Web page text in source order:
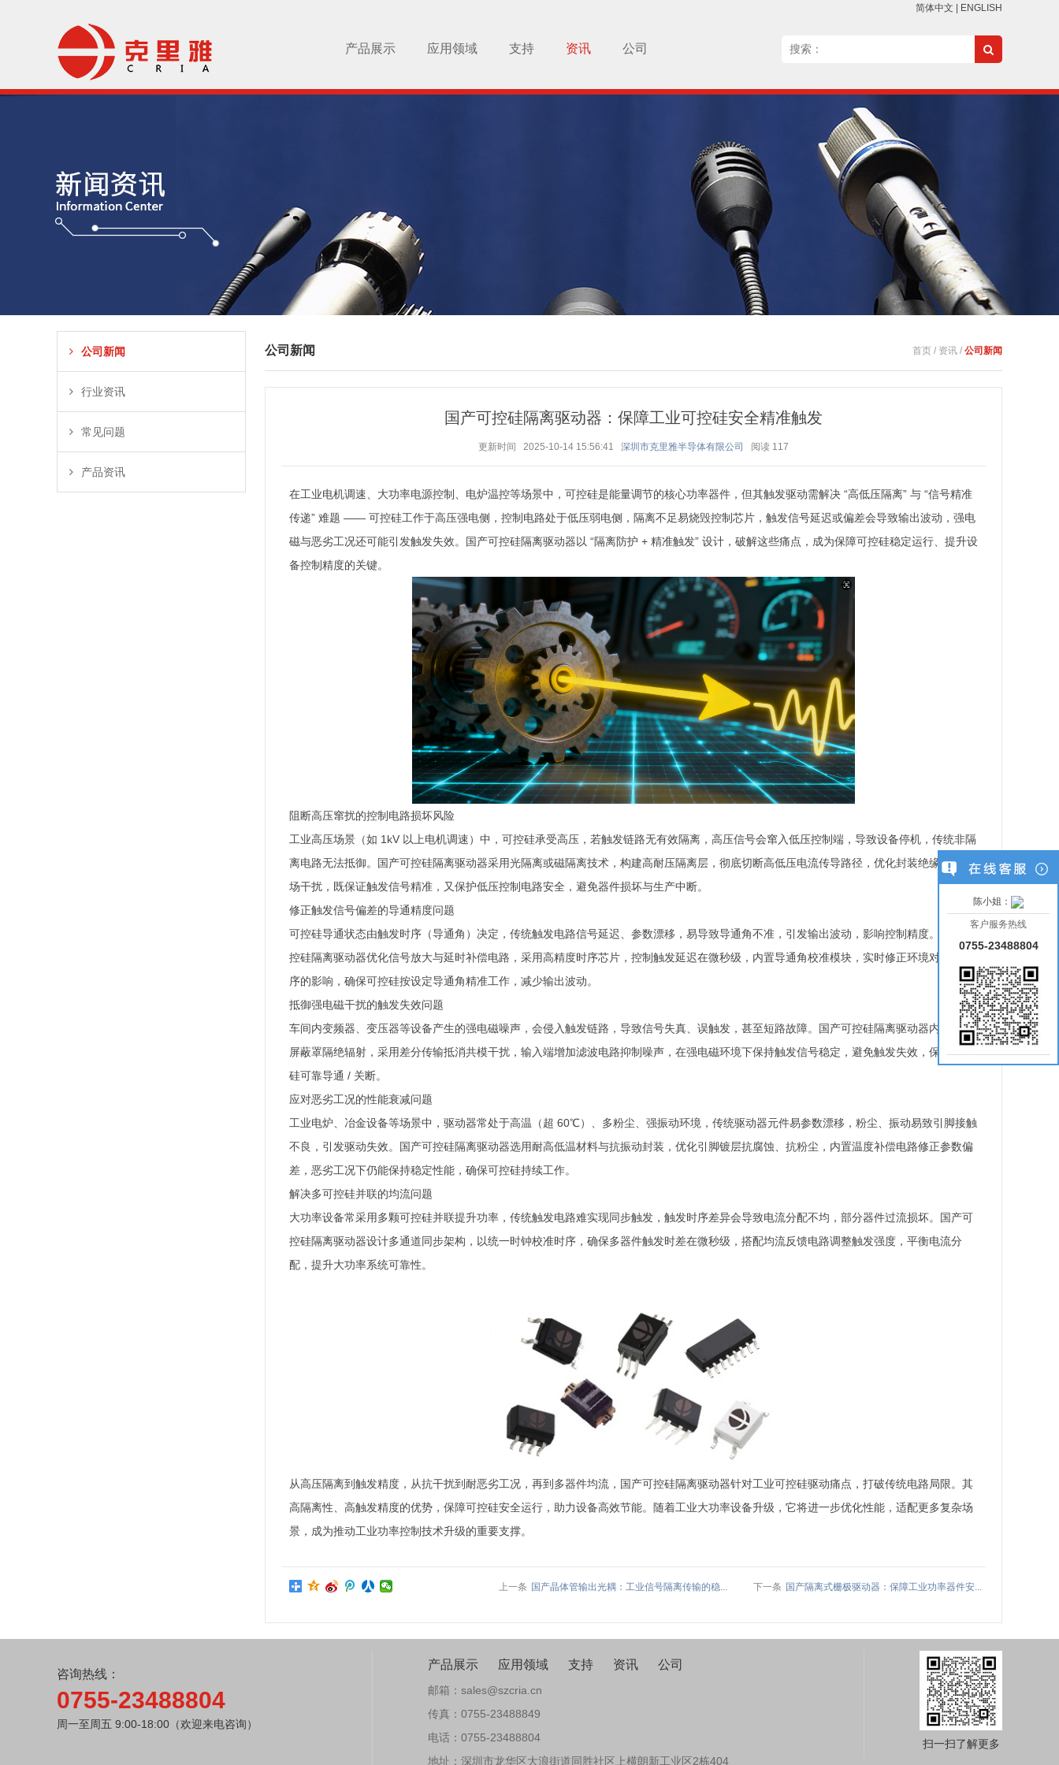
简体中文 ENGLISH
产品展示 应用领域 支持 资讯 公司
公司新闻
行业资讯
常见问题
产品资讯
公司新闻 首页 / 资讯 / 公司新闻
国产可控硅隔离驱动器：保障工业可控硅安全精准触发
更新时间 2025-10-14 15:56:41 深圳市克里雅半导体有限公司 阅读 117
在工业电机调速、大功率电源控制、电炉温控等场景中，可控硅是能量调节的核心功率器件，但其触发驱动需解决 “高低压隔离” 与 “信号精准
传递” 难题 —— 可控硅工作于高压强电侧，控制电路处于低压弱电侧，隔离不足易烧毁控制芯片，触发信号延迟或偏差会导致输出波动，强电
磁与恶劣工况还可能引发触发失效。
国产可控硅隔离驱动器以 “隔离防护 + 精准触发” 设计，破解这些痛点，成为保障可控硅稳定运行、提升设
备控制精度的关键。
阻断高压窜扰的控制电路损坏风险
工业高压场景（如 1kV 以上电机调速）中，可控硅承受高压，若触发链路无有效隔离，高压信号会窜入低压控制端，导致设备停机，传统非隔
离电路无法抵御。国产可控硅隔离驱动器采用光隔离或磁隔离技术，构建高耐压隔离层，彻底切断高低压电流传导路径，优化封装绝缘阻挡电
场干扰，既保证触发信号精准，又保护低压控制电路安全，避免器件损坏与生产中断。
修正触发信号偏差的导通精度问题
可控硅导通状态由触发时序（导通角）决定，传统触发电路信号延迟、参数漂移，易导致导通角不准，引发输出波动，影响控制精度。国产可
控硅隔离驱动器优化信号放大与延时补偿电路，采用高精度时序芯片，控制触发延迟在微秒级，内置导通角校准模块，实时修正环境对触发时
序的影响，确保可控硅按设定导通角精准工作，减少输出波动。
抵御强电磁干扰的触发失效问题
车间内变频器、变压器等设备产生的强电磁噪声，会侵入触发链路，导致信号失真、误触发，甚至短路故障。国产可控硅隔离驱动器内置金属
屏蔽罩隔绝辐射，采用差分传输抵消共模干扰，输入端增加滤波电路抑制噪声，在强电磁环境下保持触发信号稳定，避免触发失效，保障可控
硅可靠导通 / 关断。
应对恶劣工况的性能衰减问题
工业电炉、冶金设备等场景中，驱动器常处于高温（超 60℃）、多粉尘、强振动环境，传统驱动器元件易参数漂移，粉尘、振动易致引脚接触
不良，引发驱动失效。国产可控硅隔离驱动器选用耐高低温材料与抗振动封装，优化引脚镀层抗腐蚀、抗粉尘，内置温度补偿电路修正参数偏
差，恶劣工况下仍能保持稳定性能，确保可控硅持续工作。
解决多可控硅并联的均流问题
大功率设备常采用多颗可控硅并联提升功率，传统触发电路难实现同步触发，触发时序差异会导致电流分配不均，部分器件过流损坏。国产可
控硅隔离驱动器设计多通道同步架构，以统一时钟校准时序，确保多器件触发时差在微秒级，搭配均流反馈电路调整触发强度，平衡电流分
配，提升大功率系统可靠性。
从高压隔离到触发精度，从抗干扰到耐恶劣工况，再到多器件均流，国产可控硅隔离驱动器针对工业可控硅驱动痛点，打破传统电路局限。其
高隔离性、高触发精度的优势，保障可控硅安全运行，助力设备高效节能。随着工业大功率设备升级，它将进一步优化性能，适配更多复杂场
景，成为推动工业功率控制技术升级的重要支撑。
上一条 国产晶体管输出光耦：工业信号隔离传输的稳... 下一条 国产隔离式栅极驱动器：保障工业功率器件安...
咨询热线：
0755-23488804
周一至周五 9:00-18:00（欢迎来电咨询）
产品展示 应用领域 支持 资讯 公司
邮箱：sales@szcria.cn
传真：0755-23488849
电话：0755-23488804
地址：深圳市龙华区大浪街道同胜社区上横朗新工业区2栋404
扫一扫了解更多
陈小姐：
客户服务热线
0755-23488804